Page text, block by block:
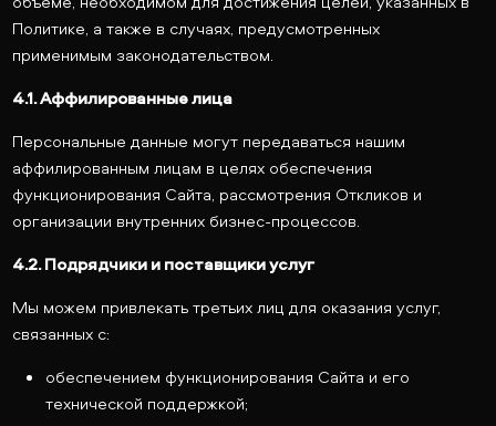
Политике, а также в случаях, предусмотренных
применимым законодательством.
4.1. Аффилированные лица
Персональные данные могут передаваться нашим
аффилированным лицам в целях обеспечения
функционирования Сайта, рассмотрения Откликов и
организации внутренних бизнес-процессов.
4.2. Подрядчики и поставщики услуг
Мы можем привлекать третьих лиц для оказания услуг,
связанных с:
обеспечением функционирования Сайта и его
технической поддержкой;